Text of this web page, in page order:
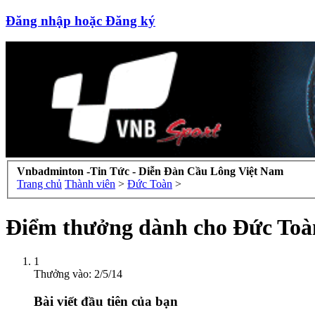
Đăng nhập hoặc Đăng ký
Vnbadminton -Tin Tức - Diễn Đàn Cầu Lông Việt Nam
Trang chủ Thành viên > Đức Toàn >
Điểm thưởng dành cho Đức
1
Thưởng vào: 2/5/14
Bài viết đầu tiên của bạn